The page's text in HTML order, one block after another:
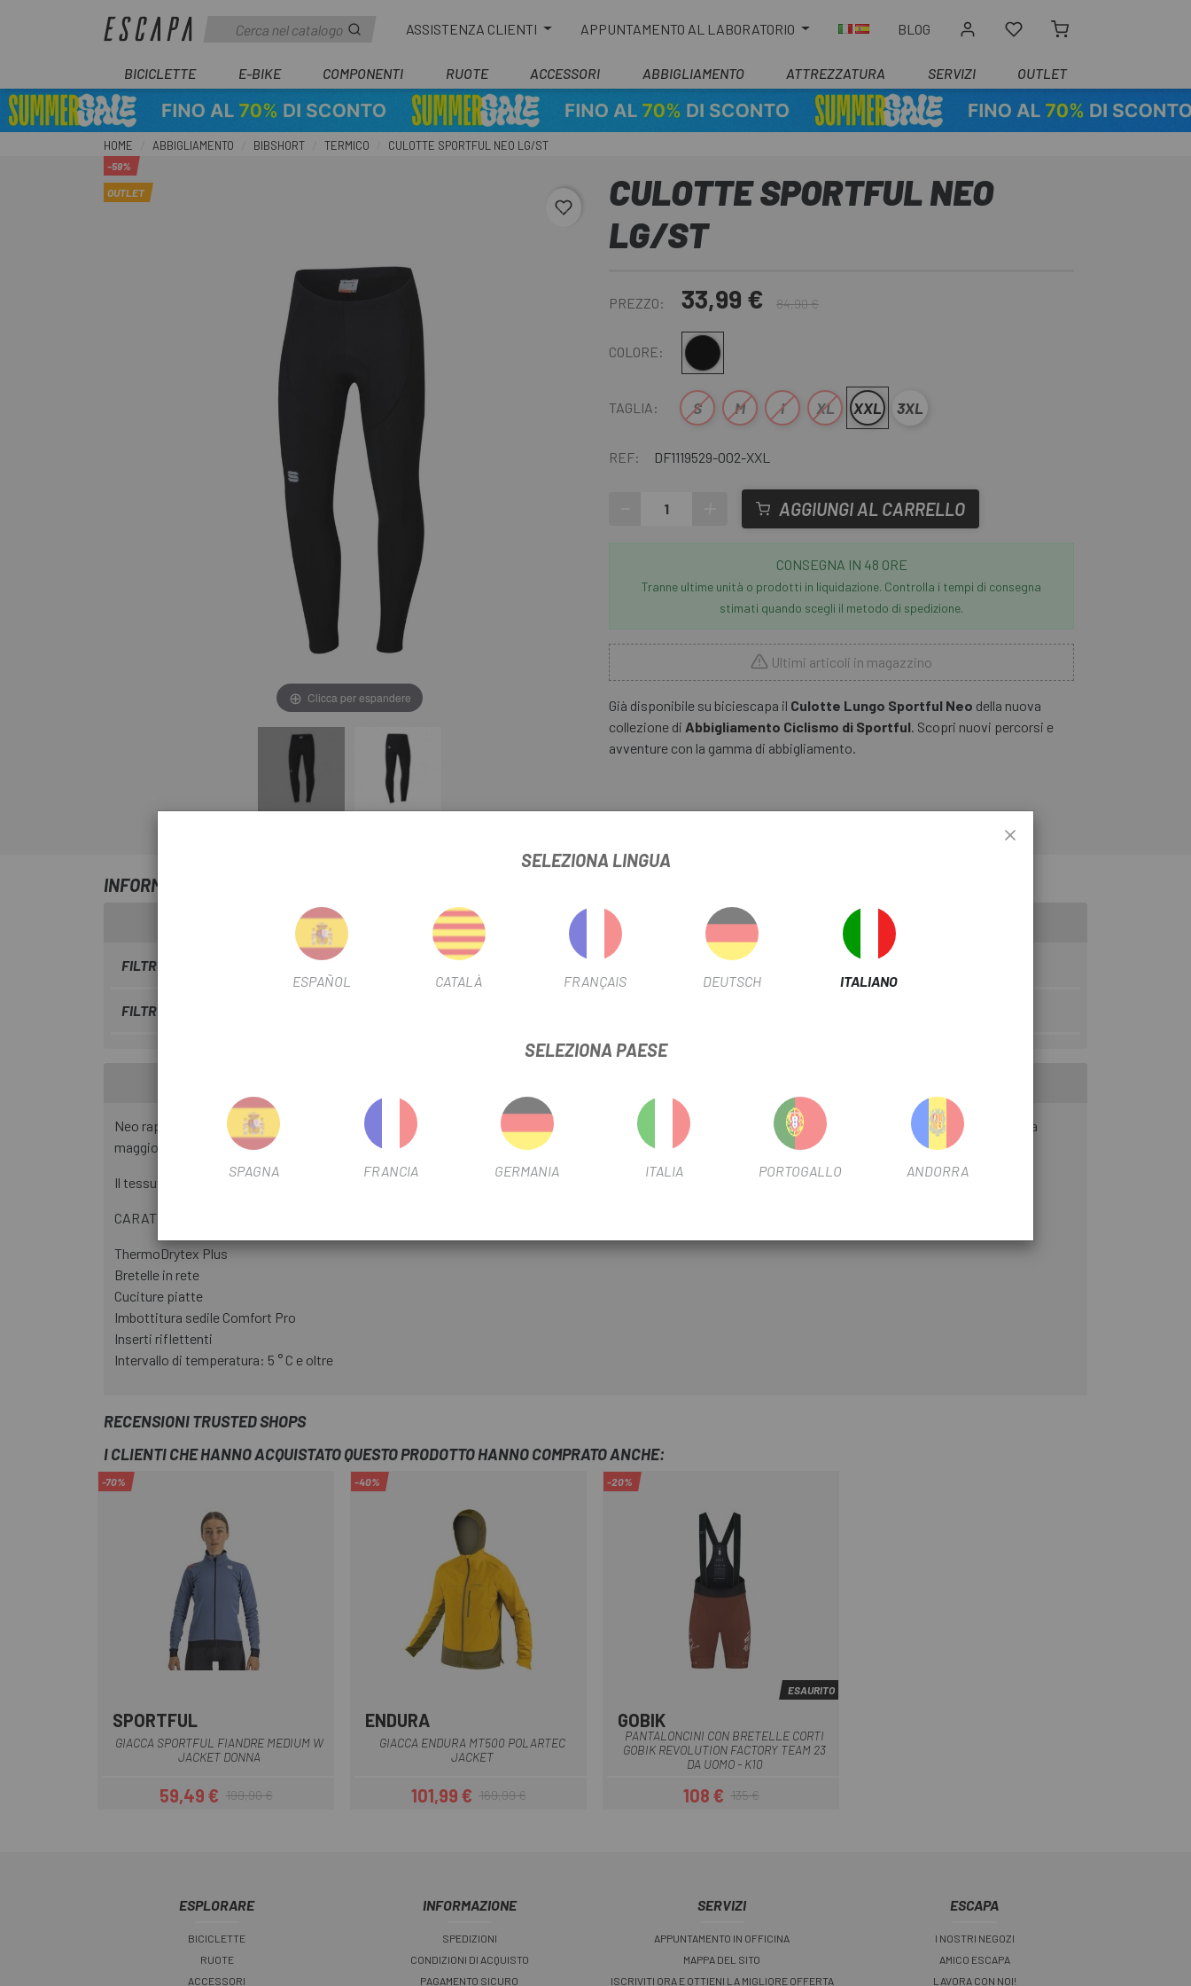
ASSISTENZA CLIENTI APPUNTAMENTO AL LABORATORIO BLOG
BICICLETTE E-BIKE COMPONENTI RUOTE ACCESSORI ABBIGLIAMENTO ATTREZZATURA SERVIZI OUTLET
HOME ABBIGLIAMENTO BIBSHORT TERMICO CULOTTE SPORTFUL NEO LG/ST
favorite_border
-59%
OUTLET
Clicca per espandere
CULOTTE SPORTFUL NEO
LG/ST
PREZZO: 33,99 € 84,90 €
COLORE: Nero
TAGLIA: S M l XL XXL 3XL
REF: DF1119529-002-XXL
AGGIUNGI AL CARRELLO
CONSEGNA IN 48 ORE
Tranne ultime unità o prodotti in liquidazione. Controlla i tempi di consegna
stimati quando scegli il metodo di spedizione.
Ultimi articoli in magazzino
Già disponibile su biciescapa il Culotte Lungo Sportful Neo della nuova
collezione di Abbigliamento Ciclismo di Sportful. Scopri nuovi percorsi e
avventure con la gamma di abbigliamento.
INFORMAZIONI SU CULOTTE SPORTFUL NEO LG/ST
SCHEDA PRODOTTO
FILTRO STAGIONALE TEMPERATURA DEL FILTRO
FILTRO DI USCITA
Neo rappresenta un notevole miglioramento nel campionato dei pantaloncini con bretelle solidi ed efficaci. È stato progettato con inserti nei bretelle, per una
maggiore ventilazione e traspirabilità.
Il tessuto termico è spazzolato. Un pantaloncino lungo realizzato per coloro che vogliono intensificare il gioco.
CARATTERISTICHE DEL PRODOTTO
ThermoDrytex Plus
Bretelle in rete
Cuciture piatte
Imbottitura sedile Comfort Pro
Inserti riflettenti
Intervallo di temperatura: 5 ° C e oltre
RECENSIONI TRUSTED SHOPS
I CLIENTI CHE HANNO ACQUISTATO QUESTO PRODOTTO HANNO COMPRATO ANCHE:
Giallo
-70%
SPORTFUL
GIACCA SPORTFUL FIANDRE MEDIUM W
JACKET DONNA
Prezzo
59,49 €Prezzo base
199,90 €
-40%
ENDURA
GIACCA ENDURA MT500 POLARTEC
JACKET
Prezzo
101,99 €Prezzo base
169,99 €
-20%
ESAURITO
GOBIK
PANTALONCINI CON BRETELLE CORTI
GOBIK REVOLUTION FACTORY TEAM 23
DA UOMO - K10
Prezzo
108 €Prezzo base
135 €
ESPLORARE
BICICLETTE
RUOTE
ACCESSORI
INFORMAZIONE
SPEDIZIONI
CONDIZIONI DI ACQUISTO
PAGAMENTO SICURO
SERVIZI
APPUNTAMENTO IN OFFICINA
MAPPA DEL SITO
ISCRIVITI ORA E OTTIENI LA MIGLIORE OFFERTA
ESCAPA
I NOSTRI NEGOZI
AMICO ESCAPA
LAVORA CON NOI!
SELEZIONA LINGUA
ESPAÑOL CATALÀ FRANÇAIS DEUTSCH ITALIANO
SELEZIONA PAESE
SPAGNA FRANCIA GERMANIA ITALIA PORTOGALLO ANDORRA